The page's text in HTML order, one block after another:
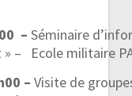
– Séminaire
» – Ecole militaire
– Visite de